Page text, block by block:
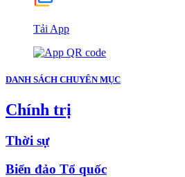
Tải App
DANH SÁCH CHUYÊN MỤC
Chính trị
Thời sự
Biển đảo Tổ quốc